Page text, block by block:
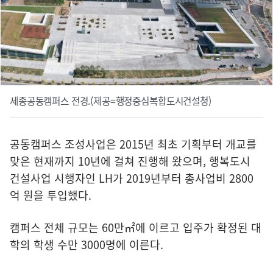
세종공동캠퍼스 전경.(제공=행정중심복합도시건설청)
공동캠퍼스 조성사업은 2015년 최초 기획부터 개교를
맞은 현재까지 10년에 걸쳐 진행해 왔으며, 행복도시
건설사업 시행자인 LH가 2019년부터 총사업비 2800
억 원을 투입했다.
캠퍼스 전체 규모는 60만㎡에 이르고 입주가 확정된 대
학의 학생 수만 3000명에 이른다.